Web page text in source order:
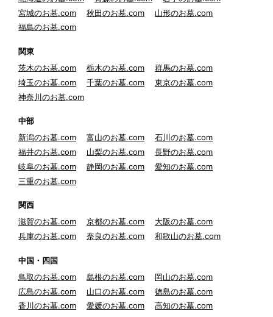
宮城のお墓.com
秋田のお墓.com
山形のお墓.com
福島のお墓.com
関東
茨木のお墓.com
栃木のお墓.com
群馬のお墓.com
埼玉のお墓.com
千葉のお墓.com
東京のお墓.com
神奈川のお墓.com
中部
新潟のお墓.com
富山のお墓.com
石川のお墓.com
福井のお墓.com
山梨のお墓.com
長野のお墓.com
岐阜のお墓.com
静岡のお墓.com
愛知のお墓.com
三重のお墓.com
関西
滋賀のお墓.com
京都のお墓.com
大阪のお墓.com
兵庫のお墓.com
奈良のお墓.com 和歌山のお墓.com
中国・四国
鳥取のお墓.com
島根のお墓.com
岡山のお墓.com
広島のお墓.com
山口のお墓.com
徳島のお墓.com
香川のお墓.com
愛媛のお墓.com 高知のお墓.com